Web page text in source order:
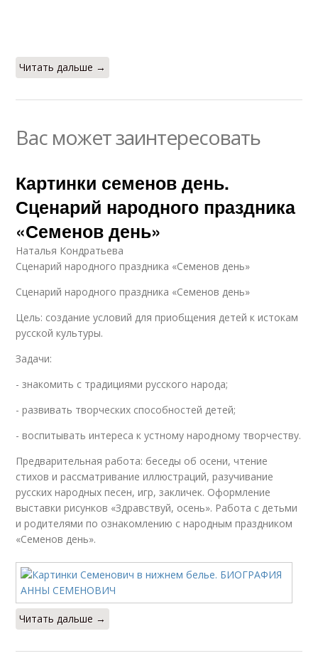
Читать дальше →
Вас может заинтересовать
Картинки семенов день.
Сценарий народного праздника
«Семенов день»
Наталья Кондратьева
Сценарий народного праздника «Семенов день»
Сценарий народного праздника «Семенов день»
Цель: создание условий для приобщения детей к истокам
русской культуры.
Задачи:
- знакомить с традициями русского народа;
- развивать творческих способностей детей;
- воспитывать интереса к устному народному творчеству.
Предварительная работа: беседы об осени, чтение
стихов и рассматривание иллюстраций, разучивание
русских народных песен, игр, закличек. Оформление
выставки рисунков «Здравствуй, осень». Работа с детьми
и родителями по ознакомлению с народным праздником
«Семенов день».
Читать дальше →